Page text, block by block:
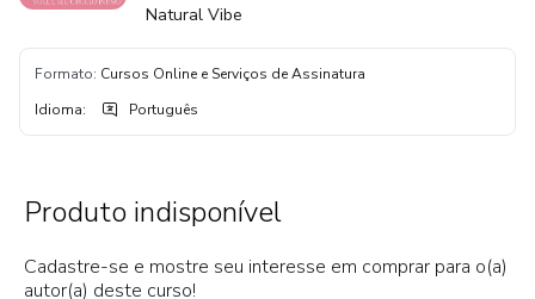
Natural Vibe
Formato: Cursos Online e Serviços de Assinatura
Idioma: Português
Produto indisponível
Cadastre-se e mostre seu interesse em comprar para o(a)
autor(a) deste curso!